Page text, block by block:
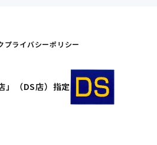
プライバシーポリシー
」（DS店）指定